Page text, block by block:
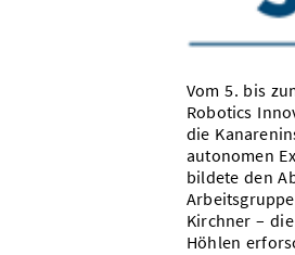
Vom 5. bis
Robotics
die
autonomen
bildete den
Kirchner –
Höhlen